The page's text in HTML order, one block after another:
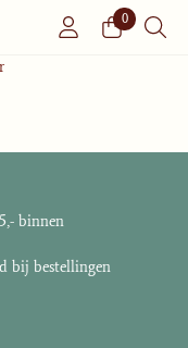
0
binnen
bij bestellingen